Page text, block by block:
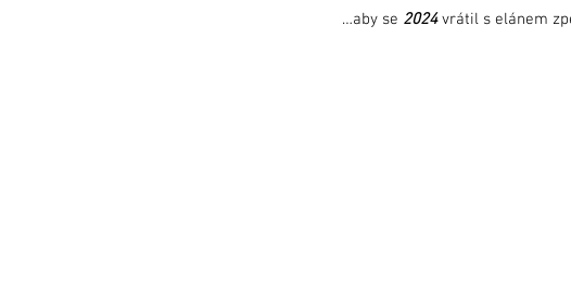
…aby se 2024vrátil s elánem